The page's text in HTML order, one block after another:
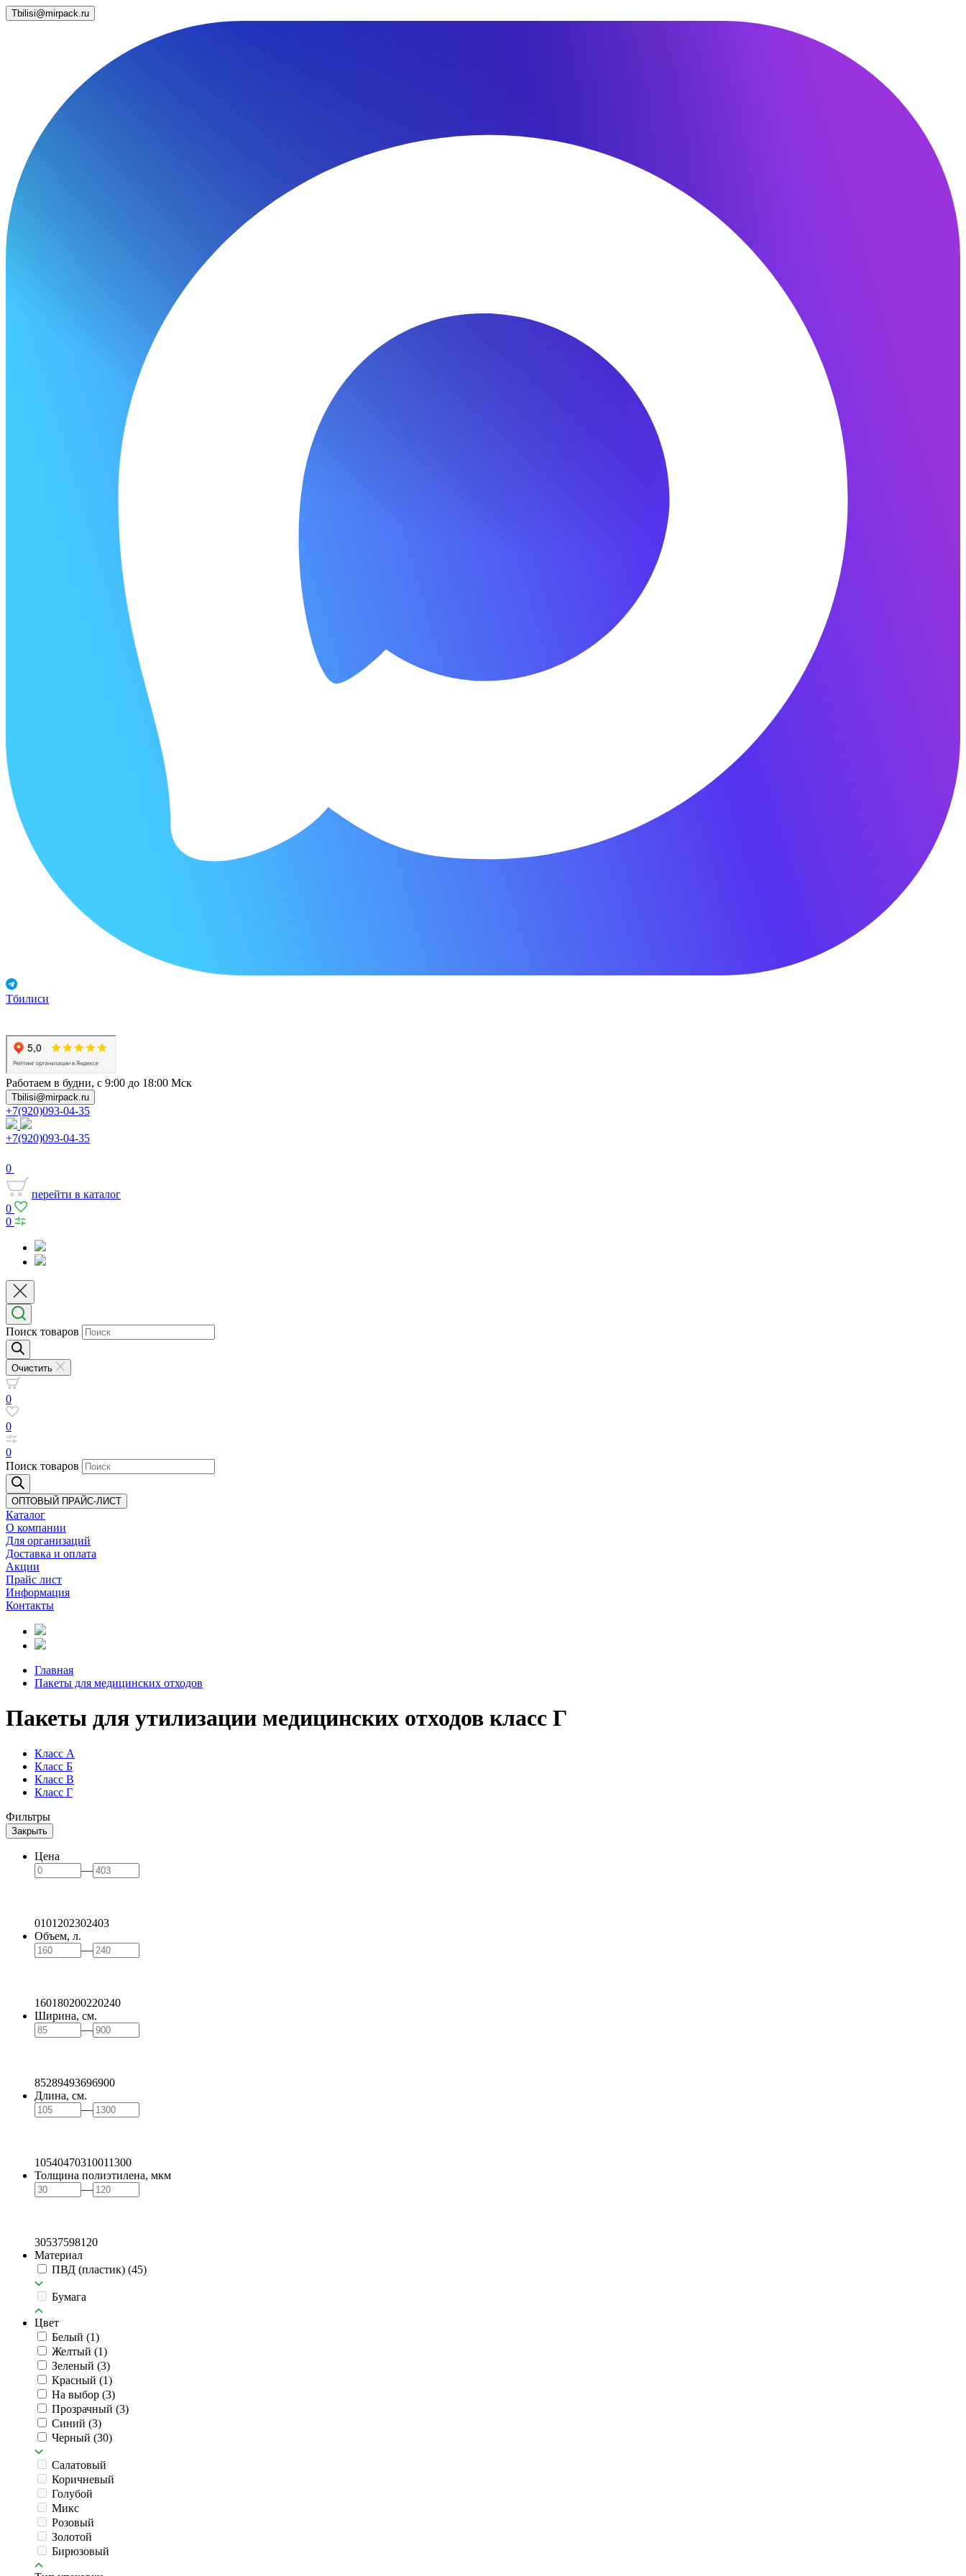
Tbilisi@mirpack.ru
Тбилиси
Работаем в будни, с 9:00 до 18:00 Мск
Tbilisi@mirpack.ru
+7(920)093-04-35
+7(920)093-04-35
0
перейти в каталог
0
0
Поиск товаров
Очистить
0
0
0
Поиск товаров
ОПТОВЫЙ ПРАЙС-ЛИСТ
Каталог
О компании
Для организаций
Доставка и оплата
Акции
Прайс лист
Информация
Контакты
Главная
Пакеты для медицинских отходов
Пакеты для утилизации медицинских отходов класс Г
Класс А
Класс Б
Класс В
Класс Г
Фильтры
Закрыть
Цена
—
0101 202302403
Объем, л.
—
160180200220240
Ширина, см.
—
85289493696900
Длина, см.
—
10540470310011300
Толщина полиэтилена, мкм
—
30537598120
Материал
ПВД (пластик) (45)
Бумага
Цвет
Белый (1)
Желтый (1)
Зеленый (3)
Красный (1)
На выбор (3)
Прозрачный (3)
Синий (3)
Черный (30)
Салатовый
Коричневый
Голубой
Микс
Розовый
Золотой
Бирюзовый